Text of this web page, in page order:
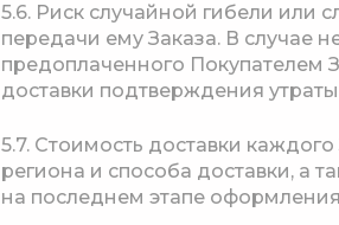
5.6. Риск случайной гибели или
передачи ему Заказа. В случае
предоплаченного Покупателем
доставки подтверждения утраты
5.7. Стоимость доставки
региона и способа доставки, а
на последнем этапе